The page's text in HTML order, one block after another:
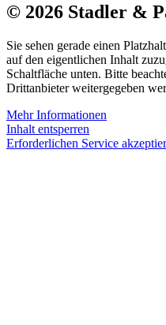
© 2026 Stadler &
Sie sehen gerade einen
auf den eigentlichen Inhalt
Schaltfläche unten. Bitte
Drittanbieter weitergegeben
Mehr Informationen
Inhalt entsperren
Erforderlichen Service